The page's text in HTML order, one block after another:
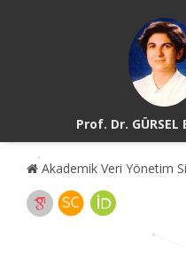
Prof. Dr. GÜRSEL
Akademik Veri Yönetim